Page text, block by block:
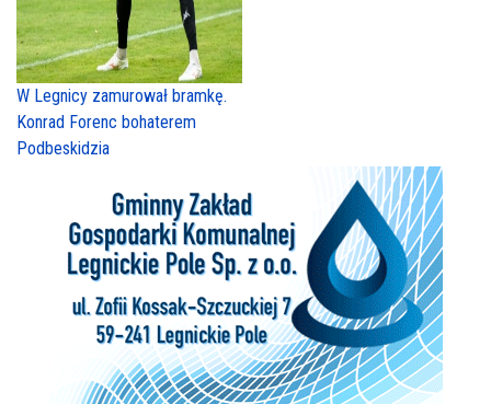
W Legnicy zamurował bramkę.
Konrad Forenc bohaterem
Podbeskidzia